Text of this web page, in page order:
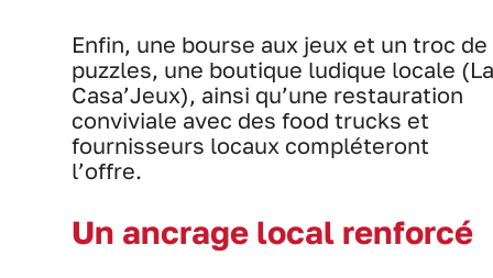
Enfin, une bourse aux jeux et un troc de
puzzles, une boutique ludique locale (La
Casa’Jeux), ainsi qu’une restauration
conviviale avec des food trucks et
fournisseurs locaux compléteront
l’offre.
Un ancrage local renforcé